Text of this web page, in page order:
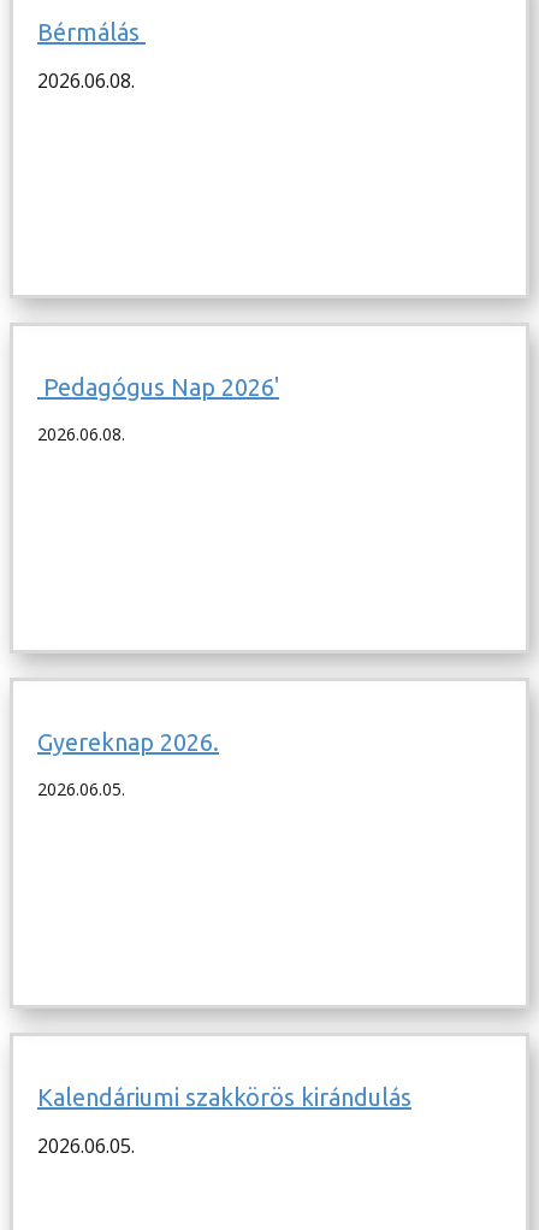
Bérmálás
2026.06.08.
Pedagógus Nap 2026'
2026.06.08.
Gyereknap 2026.
2026.06.05.
Kalendáriumi szakkörös kirándulás
2026.06.05.